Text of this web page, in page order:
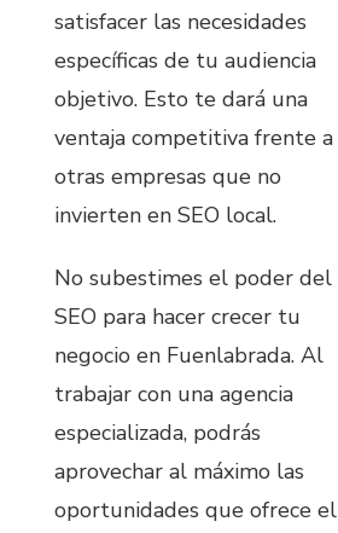
satisfacer las necesidades
específicas de tu audiencia
objetivo. Esto te dará una
ventaja competitiva frente a
otras empresas que no
invierten en SEO local.
No subestimes el poder del
SEO para hacer crecer tu
negocio en Fuenlabrada. Al
trabajar con una agencia
especializada, podrás
aprovechar al máximo las
oportunidades que ofrece el